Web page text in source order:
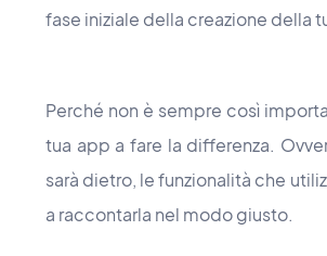
fase iniziale della creazione della
Perché non è sempre così
tua app a fare la differenza.
sarà dietro, le funzionalità che
a raccontarla nel modo giusto.